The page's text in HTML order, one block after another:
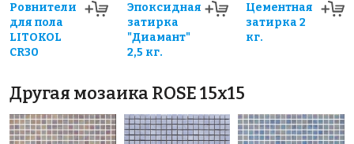
Ровнители
для пола
LITOKOL
CR30
Эпоксидная
затирка
"Диамант"
2,5 кг.
Цементная
затирка 2
кг.
Другая мозаика ROSE 15x15